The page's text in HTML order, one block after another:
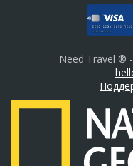
Need Travel ®